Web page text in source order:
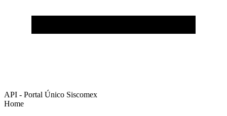
API - Portal Único Siscomex
Home